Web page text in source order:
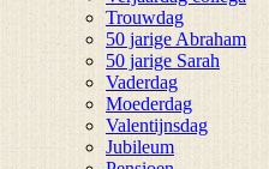
Trouwdag
50 jarige Abraham
50 jarige Sarah
Vaderdag
Moederdag
Valentijnsdag
Jubileum